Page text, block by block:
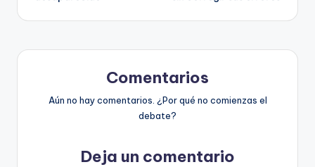
Comentarios
Aún no hay comentarios. ¿Por qué no comienzas el
debate?
Deja un comentario